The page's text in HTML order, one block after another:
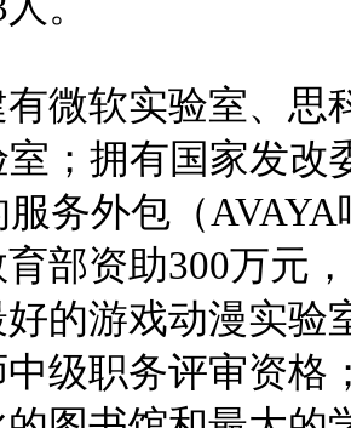
软实验室、思
；拥有国家发改
服务外包（
部资助300万元
好的游戏动漫实验
级职务评审资格